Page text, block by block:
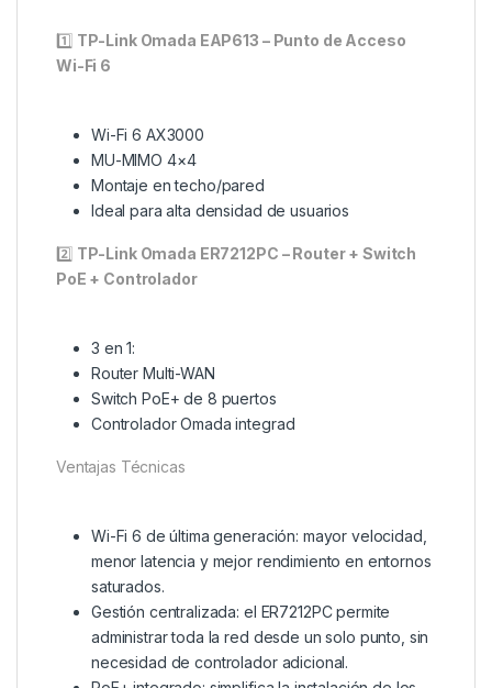
1️⃣ TP-Link Omada EAP613 – Punto de Acceso
Wi-Fi 6
Wi-Fi 6 AX3000
MU-MIMO 4×4
Montaje en techo/pared
Ideal para alta densidad de usuarios
2️⃣ TP-Link Omada ER7212PC – Router + Switch
PoE + Controlador
3 en 1:
Router Multi-WAN
Switch PoE+ de 8 puertos
Controlador Omada integrad
Ventajas Técnicas
Wi-Fi 6 de última generación: mayor velocidad,
menor latencia y mejor rendimiento en entornos
saturados.
Gestión centralizada: el ER7212PC permite
administrar toda la red desde un solo punto, sin
necesidad de controlador adicional.